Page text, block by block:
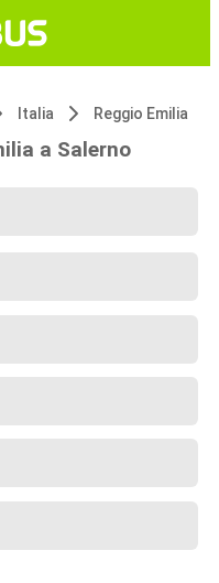
Italia Reggio Emilia
a Salerno